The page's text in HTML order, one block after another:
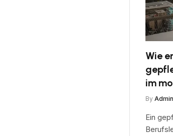
Wie
im
By Admin
Ein